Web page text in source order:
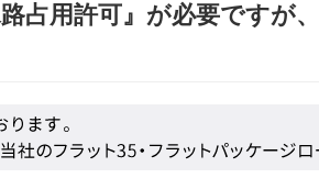
占用許可』が必要ですが